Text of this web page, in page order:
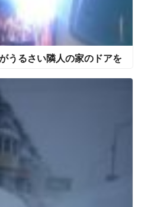
うるさい隣人の家のドアを